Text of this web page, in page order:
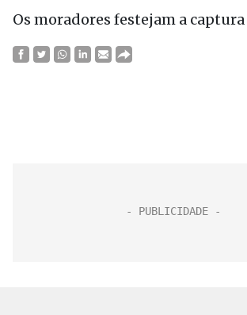
Os moradores festejam a captura